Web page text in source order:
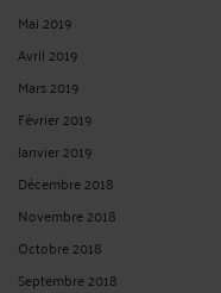
Mai 2019
Avril 2019
Mars 2019
Février 2019
Janvier 2019
Décembre 2018
Novembre 2018
Octobre 2018
Septembre 2018